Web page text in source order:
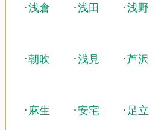
･浅倉 ･浅田 ･浅野
･朝吹 ･浅見 ･芦沢
･ 麻生 ･安宅 ･ 足立